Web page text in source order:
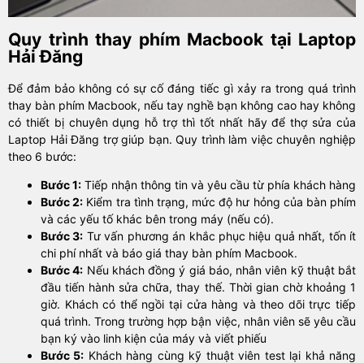
Quy trình thay phím Macbook tại Laptop
Hải Đăng
Để đảm bảo không có sự cố đáng tiếc gì xảy ra trong quá trình
thay bàn phím Macbook, nếu tay nghề bạn không cao hay không
có thiết bị chuyên dụng hỗ trợ thì tốt nhất hãy để thợ sửa của
Laptop Hải Đăng trợ giúp bạn. Quy trình làm việc chuyên nghiệp
theo 6 bước:
Bước 1: Tiếp nhận thông tin và yêu cầu từ phía khách hàng
Bước 2: Kiểm tra tình trạng, mức độ hư hỏng của bàn phím
và các yếu tố khác bên trong máy (nếu có).
Bước 3: Tư vấn phương án khắc phục hiệu quả nhất, tốn ít
chi phí nhất và báo giá thay bàn phím Macbook.
Bước 4: Nếu khách đồng ý giá báo, nhân viên kỹ thuật bắt
đầu tiến hành sửa chữa, thay thế. Thời gian chờ khoảng 1
giờ. Khách có thể ngồi tại cửa hàng và theo dõi trực tiếp
quá trình. Trong trường hợp bận việc, nhân viên sẽ yêu cầu
bạn ký vào linh kiện của máy và viết phiếu
Bước 5: Khách hàng cùng kỹ thuật viên test lại khả năng